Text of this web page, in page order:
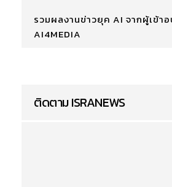
รวมผลงานข่าวยุค AI จากผู้เข้า
AI4MEDIA
ติดตาม ISRANEWS